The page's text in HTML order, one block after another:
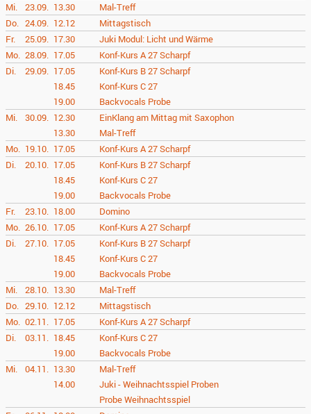
Mi.
23.09. 13.30
Mal-Treff
Do. 24.09. 12.12
Mittagstisch
Fr.
25.09. 17.30
Juki Modul: Licht und Wärme
Mo. 28.09. 17.05
Konf-Kurs A 27 Scharpf
Di.
29.09. 17.05
Konf-Kurs B 27 Scharpf
18.45
Konf-Kurs C 27
19.00
Backvocals Probe
Mi.
30.09. 12.30
EinKlang am Mittag mit Saxophon
13.30
Mal-Treff
Mo. 19.10. 17.05
Konf-Kurs A 27 Scharpf
Di.
20.10. 17.05
Konf-Kurs B 27 Scharpf
18.45
Konf-Kurs C 27
19.00
Backvocals Probe
Fr.
23.10. 18.00
Domino
Mo. 26.10. 17.05
Konf-Kurs A 27 Scharpf
Di.
27.10. 17.05
Konf-Kurs B 27 Scharpf
18.45
Konf-Kurs C 27
19.00
Backvocals Probe
Mi.
28.10. 13.30
Mal-Treff
Do. 29.10. 12.12
Mittagstisch
Mo. 02.11. 17.05
Konf-Kurs A 27 Scharpf
Di.
03.11. 18.45
Konf-Kurs C 27
19.00
Backvocals Probe
Mi.
04.11. 13.30
Mal-Treff
14.00
Juki - Weihnachtsspiel Proben
Probe Weihnachtsspiel